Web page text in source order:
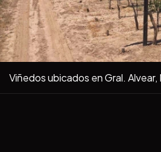
Viñedos ubicados en Gral. Alvear,